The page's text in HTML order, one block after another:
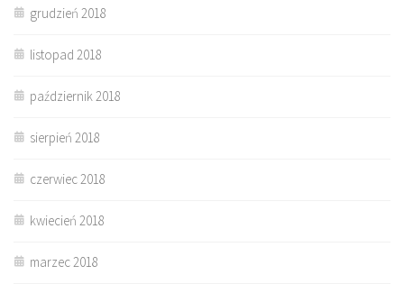
grudzień 2018
listopad 2018
październik 2018
sierpień 2018
czerwiec 2018
kwiecień 2018
marzec 2018